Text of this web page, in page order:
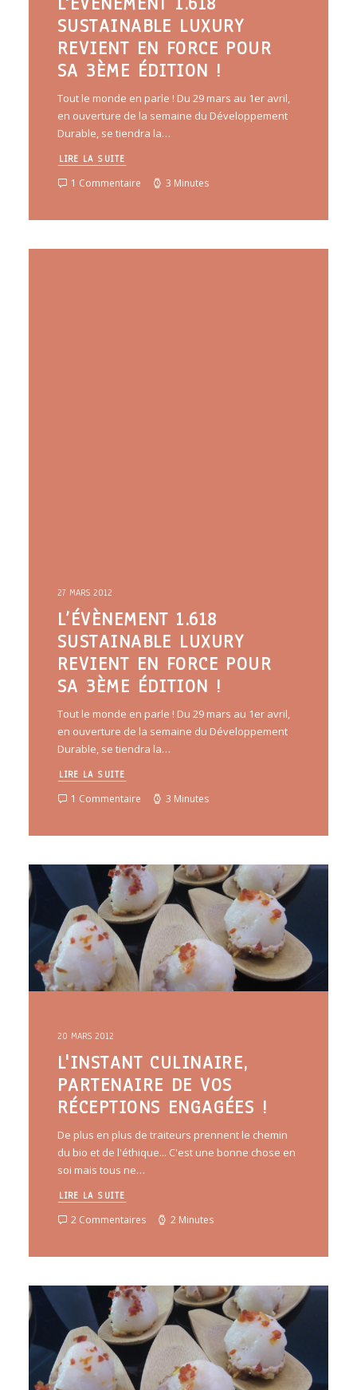
SUSTAINABLE LUXURY
REVIENT EN FORCE POUR
SA 3ÈME ÉDITION !
Tout le monde en parle ! Du 29 mars au 1er avril,
en ouverture de la semaine du Développement
Durable, se tiendra la…
LIRE LA SUITE
1 Commentaire 3 Minutes
27 MARS 2012
L’ÉVÈNEMENT 1.618
SUSTAINABLE LUXURY
REVIENT EN FORCE POUR
SA 3ÈME ÉDITION !
Tout le monde en parle ! Du 29 mars au 1er avril,
en ouverture de la semaine du Développement
Durable, se tiendra la…
LIRE LA SUITE
1 Commentaire 3 Minutes
20 MARS 2012
L'INSTANT CULINAIRE,
PARTENAIRE DE VOS
RÉCEPTIONS ENGAGÉES !
De plus en plus de traiteurs prennent le chemin
du bio et de l'éthique... C'est une bonne chose en
soi mais tous ne…
LIRE LA SUITE
2 Commentaires 2 Minutes